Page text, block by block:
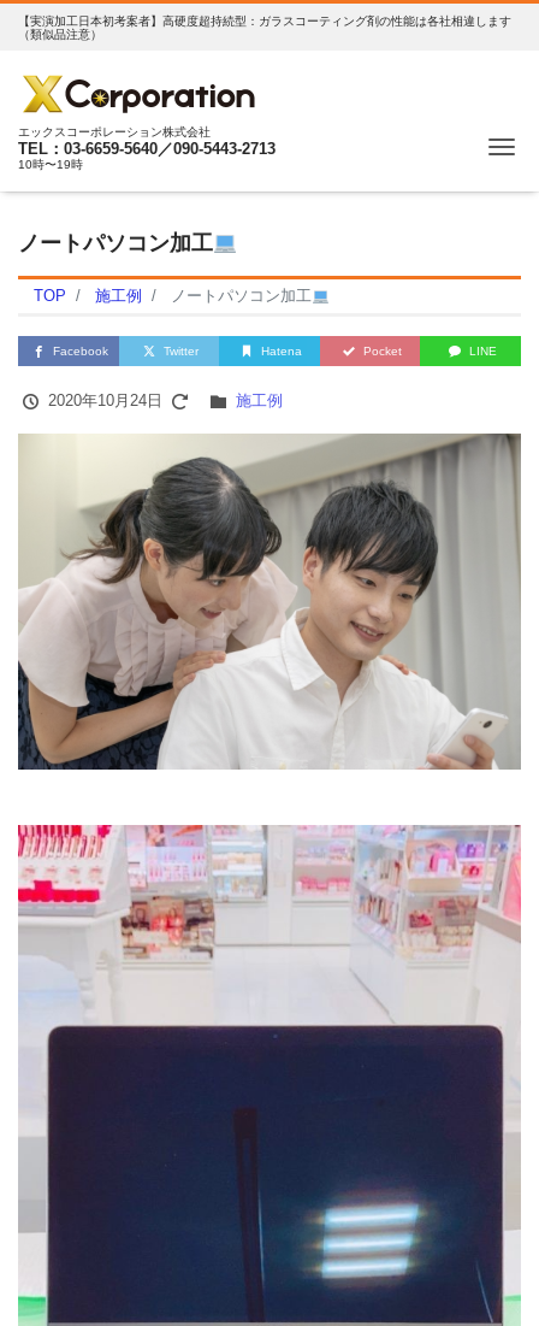
【実演加工日本初考案者】高硬度超持続型：ガラスコーティング剤の性能は各社相違します
（類似品注意）
エックスコーポレーション株式会社
TEL：03-6659-5640／090-5443-2713
10時〜19時
ノートパソコン加工
TOP 施工例 ノートパソコン加工
Facebook Twitter Hatena Pocket LINE
2020年10月24日 施工例